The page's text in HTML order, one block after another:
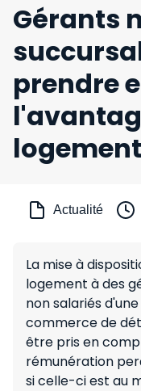
Gérants
prendre
Actualité
La mise à
logement à des
non salariés
commerce de
être pris en
rémunération
si celle-ci est au